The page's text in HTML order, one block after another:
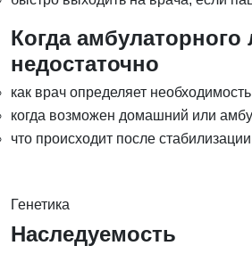
Когда амбулаторного
недостаточно
как врач определяет
когда возможен домашний или
что происходит после
Генетика
Наследуемость